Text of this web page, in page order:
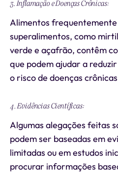
3. Inflamação e Doenças Crônicas:
Alimentos
superalimentos, como
verde e açafrão, contêm
que podem ajudar a
o risco de doenças
4. Evidências Científicas:
Algumas alegações feitas
podem ser baseadas em
limitadas ou em estudos
procurar informações